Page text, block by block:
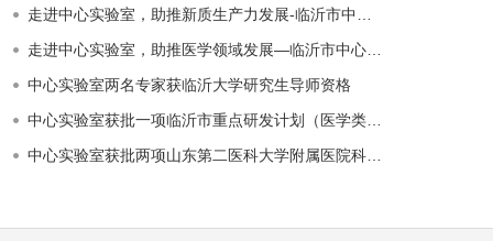
走进中心实验室，助推新质生产力发展-临沂市中…
走进中心实验室，助推医学领域发展—临沂市中心…
中心实验室两名专家获临沂大学研究生导师资格
中心实验室获批一项临沂市重点研发计划（医学类…
中心实验室获批两项山东第二医科大学附属医院科…